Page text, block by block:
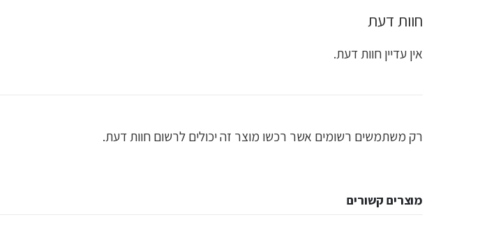
חוות דעת
אין עדיין חוות דעת.
רק משתמשים רשומים אשר רכשו מוצר זה יכולים לרשום חוות דעת.
מוצרים קשורים